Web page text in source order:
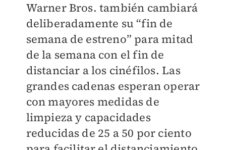
Warner Bros. también cambiará
deliberadamente su “fin de
semana de estreno” para mitad
de la semana con el fin de
distanciar a los cinéfilos. Las
grandes cadenas esperan operar
con mayores medidas de
limpieza y capacidades
reducidas de 25 a 50 por ciento